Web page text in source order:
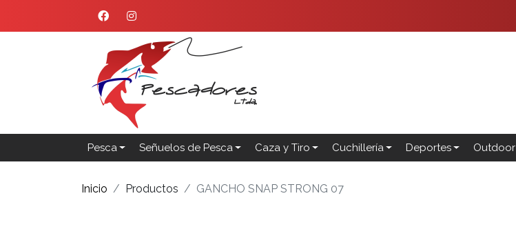
Pesca Señuelos de Pesca Caza y Tiro Cuchillería Deportes Outdoor
Inicio Productos GANCHO SNAP STRONG 07